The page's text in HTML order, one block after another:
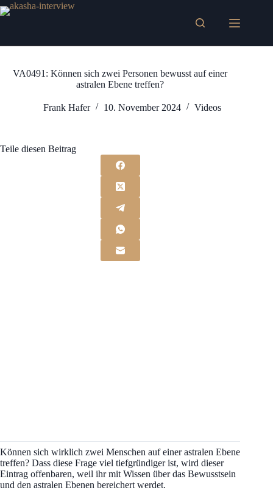
Zum
Inhalt
VA0491: Können sich zwei Personen bewusst auf einer
astralen Ebene treffen?
Frank Hafer 10. November 2024 Videos
Teile diesen Beitrag
Können sich wirklich zwei Menschen auf einer astralen Ebene
treffen? Dass diese Frage viel tiefgründiger ist, wird dieser
Eintrag offenbaren, weil ihr mit Wissen über das Bewusstsein
und den astralen Ebenen bereichert werdet.